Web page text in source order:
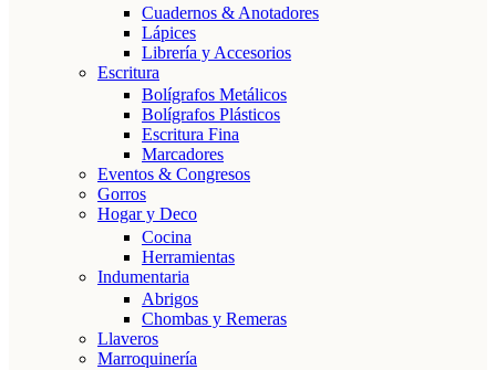
Cuadernos & Anotadores
Lápices
Librería y Accesorios
Escritura
Bolígrafos Metálicos
Bolígrafos Plásticos
Escritura Fina
Marcadores
Eventos & Congresos
Gorros
Hogar y Deco
Cocina
Herramientas
Indumentaria
Abrigos
Chombas y Remeras
Llaveros
Marroquinería